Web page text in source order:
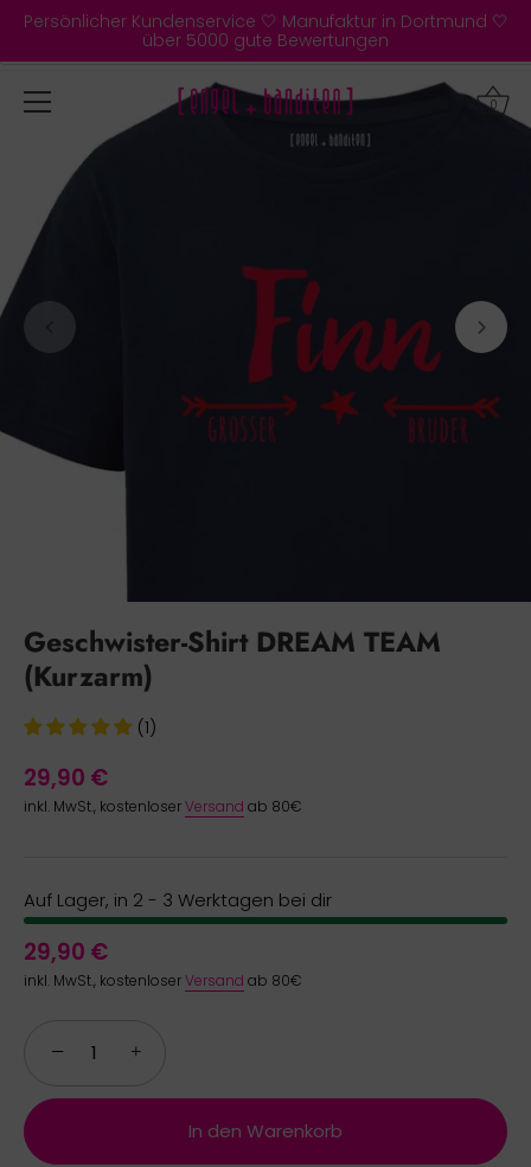
Direkt
Inhalt
Persönlicher Kundenservice 🤍 Manufaktur in Dortmund 🤍
über 5000 gute Bewertungen
0
Geschwister-Shirt DREAM TEAM
(Kurzarm)
(1)
29,90 €
inkl. MwSt., kostenloserVersand ab 80€
Auf Lager, in 2 - 3 Werktagen bei dir
29,90 €
inkl. MwSt., kostenloserVersand ab 80€
− +
In den Warenkorb